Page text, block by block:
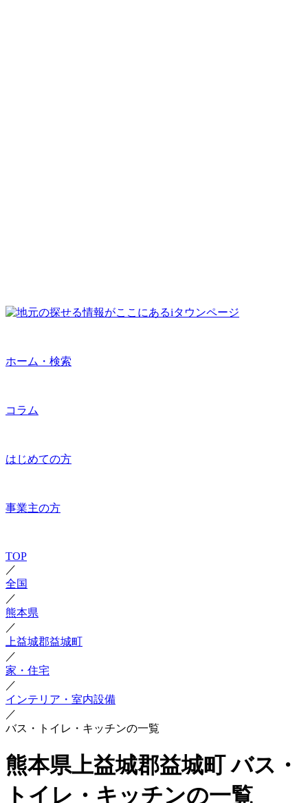
ホーム・検索
コラム
はじめての方
事業主の方
TOP
／
全国
／
熊本県
／
上益城郡益城町
／
家・住宅
／
インテリア・室内設備
／
バス・トイレ・キッチンの一覧
熊本県上益城郡益城町 バス・
トイレ・キッチンの一覧